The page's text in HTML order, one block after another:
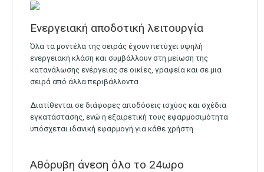
Ενεργειακή αποδοτική λειτουργία
Όλα τα μοντέλα της σειράς έχουν πετύχει υψηλή
ενεργειακή κλάση και συμβάλλουν στη μείωση της
κατανάλωσης ενέργειας σε οικίες, γραφεία και σε μια
σειρά από άλλα περιβάλλοντα
Διατίθενται σε διάφορες αποδόσεις ισχύος και σχέδια
εγκατάστασης, ενώ η εξαιρετική τους εφαρμοσιμότητα
υπόσχεται ιδανική εφαρμογή για κάθε χρήστη
Αθόρυβη άνεση όλο το 24ωρο